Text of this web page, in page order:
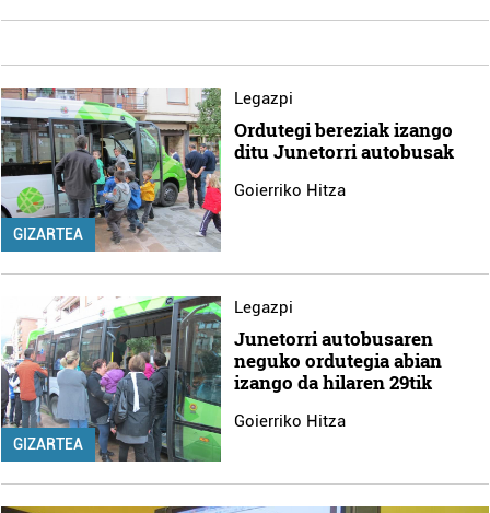
GIZARTEA
Legazpi
Ordutegi bereziak izango
ditu Junetorri autobusak
Goierriko Hitza
GIZARTEA
Legazpi
Junetorri autobusaren
neguko ordutegia abian
izango da hilaren 29tik
Goierriko Hitza